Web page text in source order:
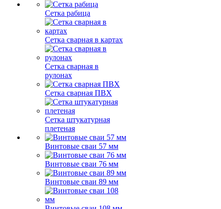
Сетка рабица
Сетка сварная в картах
Сетка сварная в
рулонах
Сетка сварная ПВХ
Сетка штукатурная
плетеная
Винтовые сваи 57 мм
Винтовые сваи 76 мм
Винтовые сваи 89 мм